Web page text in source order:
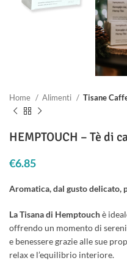
Home Alimenti Tisane
HEMPTOUCH – Tè di
€6.85
Aromatica, dal gusto delicato,
La Tisana di Hemptouchè
offrendo un momento di
e benessere grazie alle sue
relax e l’equilibrio interiore.